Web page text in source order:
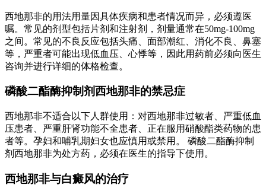
西地那非的用法用量因具体疾病和患者情况而异，必须遵医
嘱。常见的剂型包括片剂和注射剂，剂量通常在50mg-100mg
之间。常见的不良反应包括头痛、面部潮红、消化不良、鼻塞
等，严重者可能出现低血压、心悸等，因此用药前必须向医生
咨询并进行详细的体格检查。
磷酸二酯酶抑制剂西地那非的禁忌症
西地那非不适合以下人群使用：对西地那非过敏者、严重低血
压患者、严重肝肾功能不全患者、正在服用硝酸酯类药物的患
者等。孕妇和哺乳期妇女也应慎用或禁用。 磷酸二酯酶抑制
剂西地那非为处方药，必须在医生的指导下使用。
西地那非与白癜风的治疗